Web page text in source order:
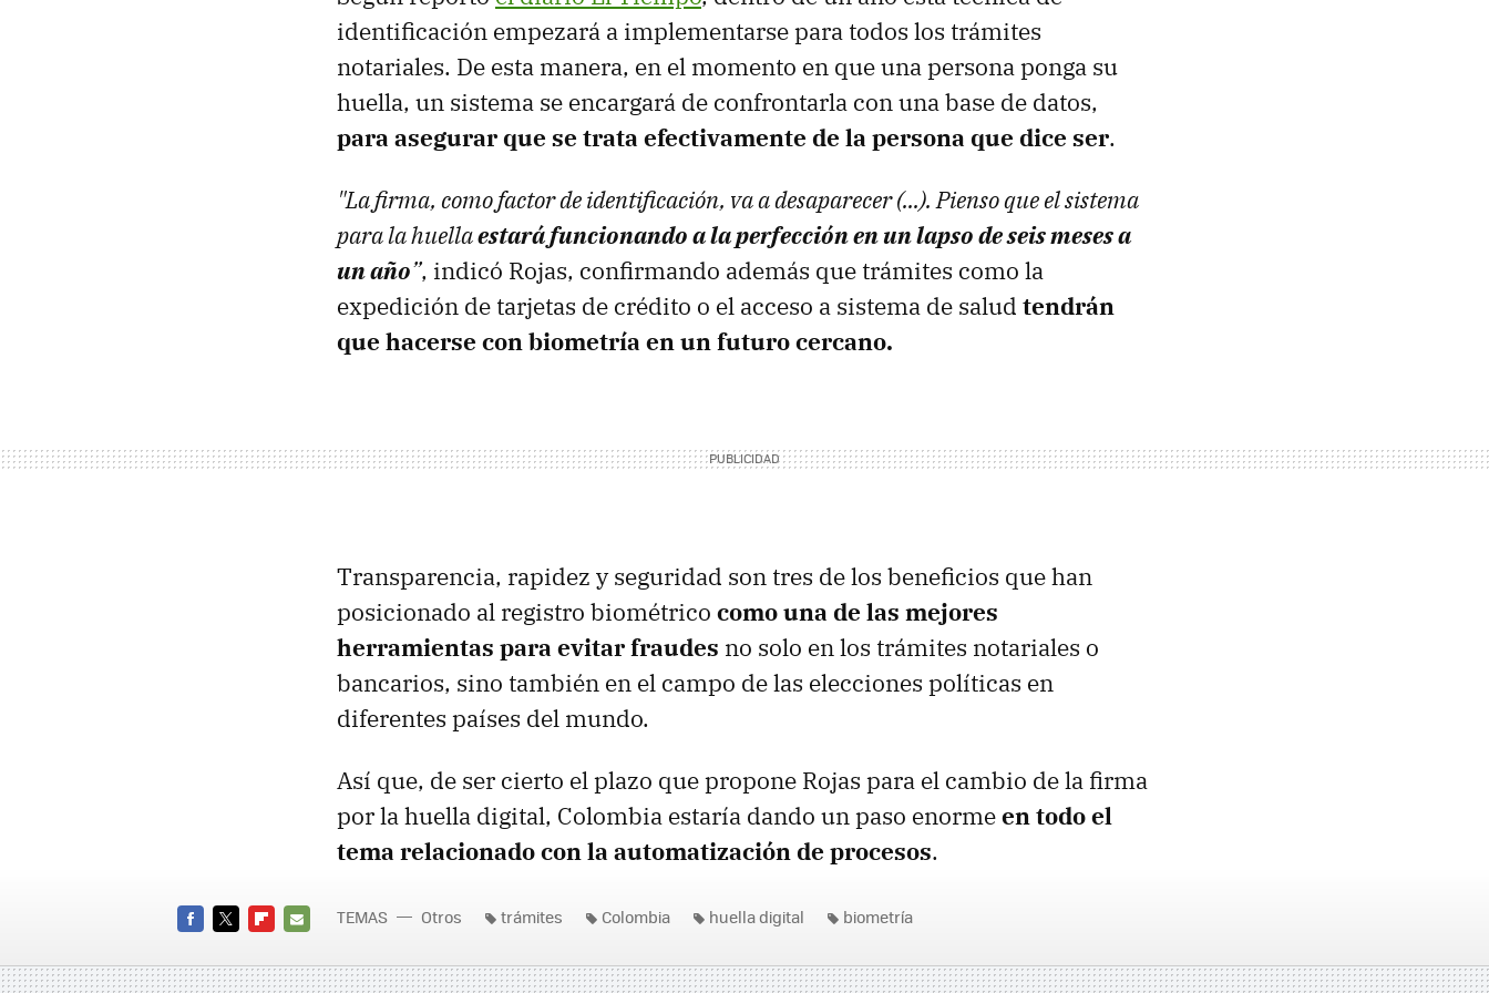
identificación empezará a implementarse para todos los trámites
notariales. De esta manera, en el momento en que una persona ponga su
huella, un sistema se encargará de confrontarla con una base de datos,
para asegurar que se trata efectivamente de la persona que dice ser.
"La firma, como factor de identificación, va a desaparecer (...). Pienso que el sistema
para la huellaestará funcionando a la perfección en un lapso de seis meses a
un año”, indicó Rojas, confirmando además que trámites como la
expedición de tarjetas de crédito o el acceso a sistema de salud tendrán
que hacerse con biometría en un futuro cercano.
Transparencia, rapidez y seguridad son tres de los beneficios que han
posicionado al registro biométrico como una de las mejores
herramientas para evitar fraudes no solo en los trámites notariales o
bancarios, sino también en el campo de las elecciones políticas en
diferentes países del mundo.
Así que, de ser cierto el plazo que propone Rojas para el cambio de la firma
por la huella digital, Colombia estaría dando un paso enormeen todo el
tema relacionado con la automatización de procesos.
MAIL
TEMAS Otros trámites Colombia huella digital biometría